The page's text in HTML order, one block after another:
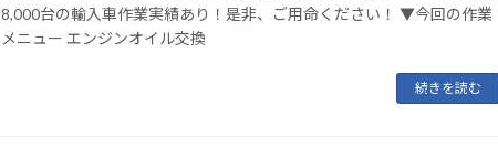
8,000台の輸入車作業実績あり！是非、ご用命ください！ ▼今回の作業
メニュー エンジンオイル交換
続きを読む